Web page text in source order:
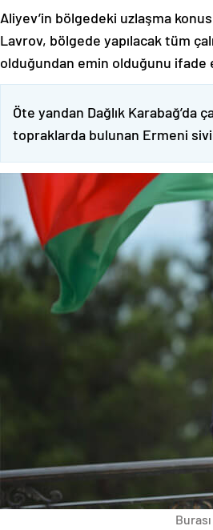
Aliyev’in bölgedeki uzlaşma
Lavrov, bölgede yapılacak tüm
olduğundan emin olduğunu ifade
Öte yandan Dağlık Karabağ’da
topraklarda bulunan Ermeni